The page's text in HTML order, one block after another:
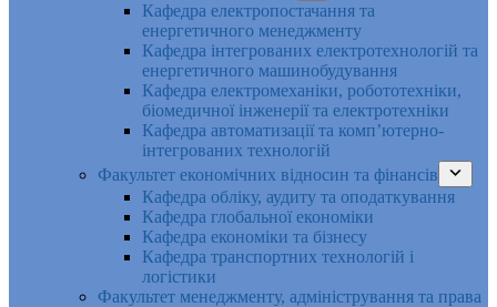
Кафедра електропостачання та
енергетичного менеджменту
Кафедра інтегрованих електротехнологій та
енергетичного машинобудування
Кафедра електромеханіки, робототехніки,
біомедичної інженерії та електротехніки
Кафедра автоматизації та комп’ютерно-
інтегрованих технологій
Факультет економічних відносин та фінансів
Кафедра обліку, аудиту та оподаткування
Кафедра глобальної економіки
Кафедра економіки та бізнесу
Кафедра транспортних технологій і
логістики
Факультет менеджменту, адміністрування та права